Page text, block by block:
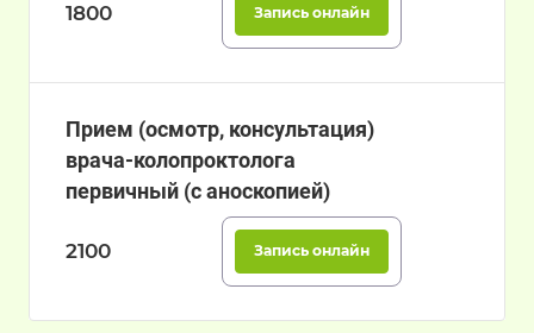
1800 Запись онлайн
Прием (осмотр, консультация)
врача-колопроктолога
первичный (с аноскопией)
2100 Запись онлайн